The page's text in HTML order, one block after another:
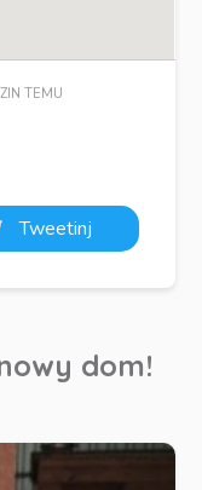
TEMU
Tweetinj
dom!